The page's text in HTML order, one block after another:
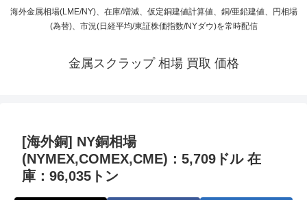
海外金属相場(LME/NY)、在庫/増減、仮定銅建値計算値、銅/亜鉛建値、円相場
(為替)、市況(日経平均/東証株価指数/NYダウ)を常時配信
金属スクラップ 相場 買取 価格
[海外銅] NY銅相場
(NYMEX,COMEX,CME)：5,709ドル 在
庫：96,035トン